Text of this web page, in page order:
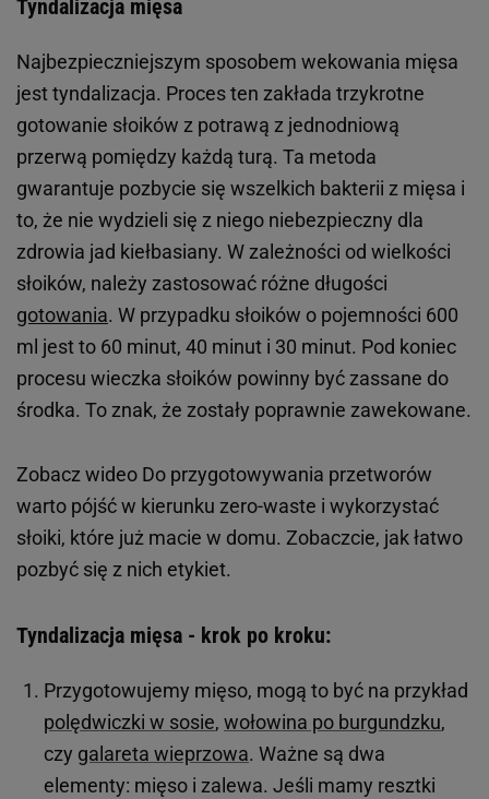
Tyndalizacja mięsa
Najbezpieczniejszym sposobem wekowania mięsa
jest tyndalizacja. Proces ten zakłada trzykrotne
gotowanie słoików z potrawą z jednodniową
przerwą pomiędzy każdą turą. Ta metoda
gwarantuje pozbycie się wszelkich bakterii z mięsa i
to, że nie wydzieli się z niego niebezpieczny dla
zdrowia jad kiełbasiany. W zależności od wielkości
słoików, należy zastosować różne długości
gotowania. W przypadku słoików o pojemności 600
ml jest to 60 minut, 40 minut i 30 minut. Pod koniec
procesu wieczka słoików powinny być zassane do
środka. To znak, że zostały poprawnie zawekowane.
Zobacz wideo Do przygotowywania przetworów
warto pójść w kierunku zero-waste i wykorzystać
słoiki, które już macie w domu. Zobaczcie, jak łatwo
pozbyć się z nich etykiet.
Tyndalizacja mięsa - krok po kroku:
Przygotowujemy mięso, mogą to być na przykład
polędwiczki w sosie, wołowina po burgundzku,
czy galareta wieprzowa. Ważne są dwa
elementy: mięso i zalewa. Jeśli mamy resztki